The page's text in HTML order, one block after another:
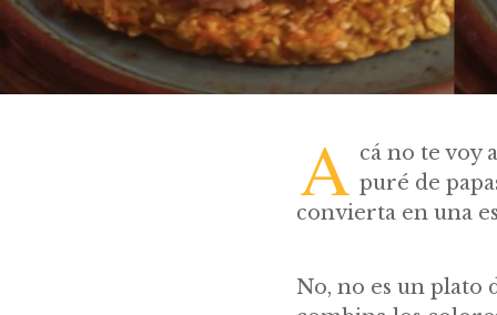
A cá no te voy
puré de
convierta en una
No, no es un plato